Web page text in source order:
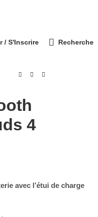
/ S'Inscrire Recherche
4
avec l’étui de charge